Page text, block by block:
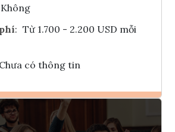
Không
: Từ 1.700 - 2.200 USD mỗi
Chưa có thông tin
Ghi danh